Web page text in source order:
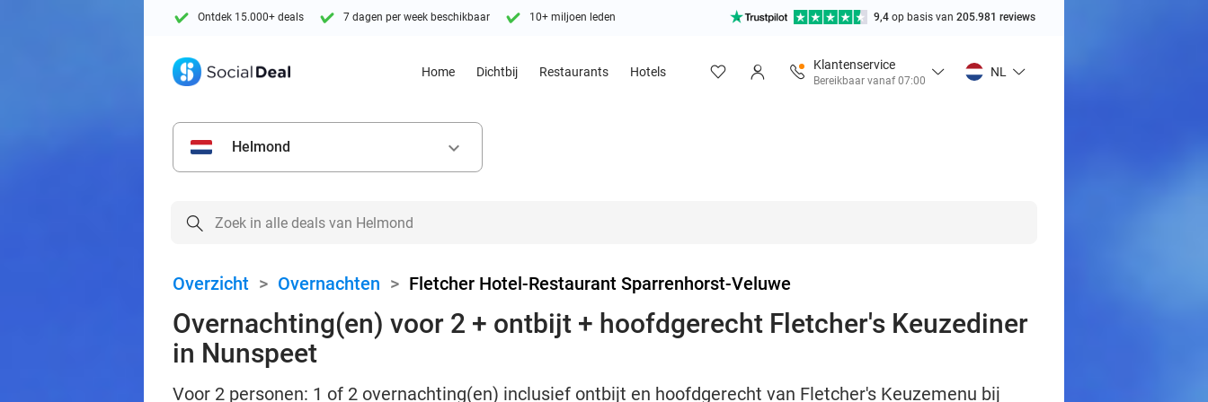
Ontdek 15.000+ deals 7 dagen per week beschikbaar 10+ miljoen leden 9,4 op basis van 205.981 reviews
Home Dichtbij Restaurants Hotels
Klantenservice
Bereikbaar vanaf 07:00
NL
Helmond keyboard_arrow_down
Overzicht > Overnachten > Fletcher Hotel-Restaurant Sparrenhorst-Veluwe
Overnachting(en) voor 2 + ontbijt + hoofdgerecht Fletcher's Keuzediner
in Nunspeet
Voor 2 personen: 1 of 2 overnachting(en) inclusief ontbijt en hoofdgerecht van Fletcher's Keuzemenu bij